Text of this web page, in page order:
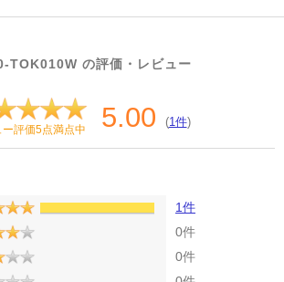
TOK010W の評価・レビュー
ー評価5点満点中 5.00 (1件)
1件
0件
0件